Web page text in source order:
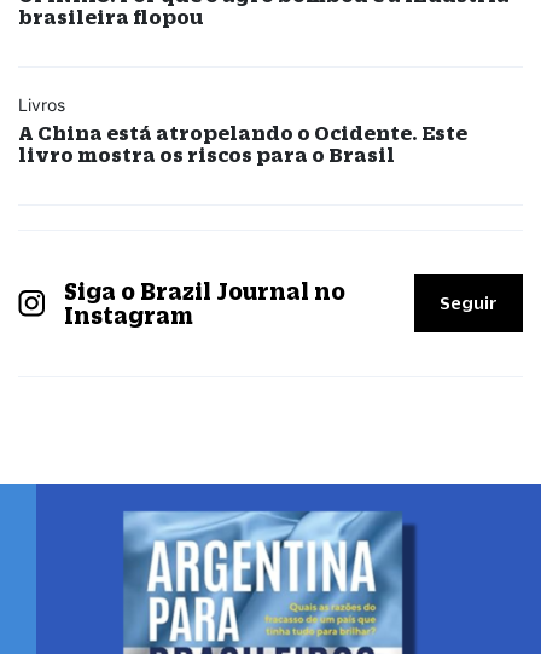
brasileira flopou
Livros
A China está atropelando o Ocidente. Este
livro mostra os riscos para o Brasil
Siga o Brazil Journal no
Instagram
Seguir